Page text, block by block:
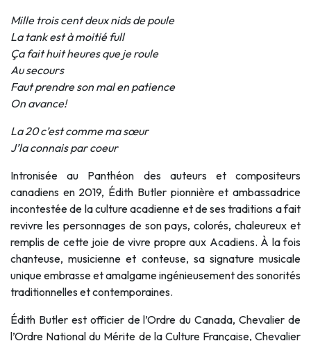
Mille trois cent deux nids de poule
La tank est à moitié full
Ça fait huit heures que je roule
Au secours
Faut prendre son mal en patience
On avance!
La 20 c’est comme ma sœur
J’la connais par coeur
Intronisée au Panthéon des auteurs et compositeurs
canadiens en 2019, Édith Butlerpionnière et ambassadrice
incontestée de la culture acadienne et de ses traditions a fait
revivre les personnages de son pays, colorés, chaleureux et
remplis de cette joie de vivre propre aux Acadiens. À la fois
chanteuse, musicienne et conteuse, sa signature musicale
unique embrasse et amalgame ingénieusement des sonorités
traditionnelles et contemporaines.
Édith Butlerest officier de l’Ordre du Canada, Chevalier de
l’Ordre National du Mérite de la Culture Française, Chevalier